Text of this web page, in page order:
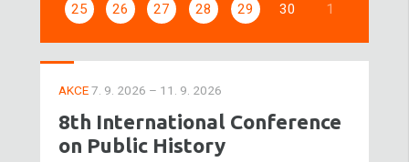
25
26 27 28 29 30 1
AKCE7. 9. 2026 – 11. 9. 2026
8th International Conference
on Public History